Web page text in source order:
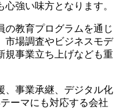
強い味方となります。
の教育プログラムを通じ
市場調査やビジネスモデ
規事業立ち上げなども重
、事業承継、デジタル化
ーマにも対応する会社